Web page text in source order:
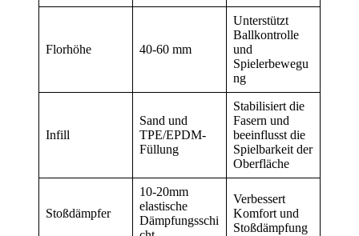
Florhöhe 40-60 mm
Unterstützt
Ballkontrolle
und
Spielerbewegu
ng
Infill
Sand und
TPE/EPDM-
Füllung
Stabilisiert die
Fasern und
beeinflusst die
Spielbarkeit der
Oberfläche
Stoßdämpfer
10-20mm
elastische
Dämpfungsschi
Verbessert
Komfort und
Stoßdämpfung